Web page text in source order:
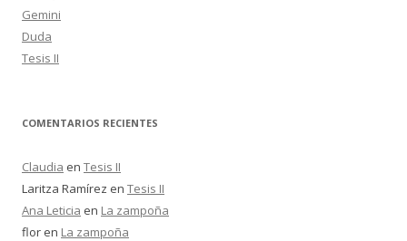
Gemini
Duda
Tesis II
COMENTARIOS RECIENTES
Claudia en Tesis II
Laritza Ramírez en Tesis II
Ana Leticia en La zampoña
flor en La zampoña